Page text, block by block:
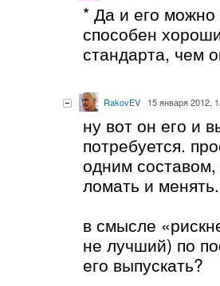
* Да и его можно
способен
стандарта, чем
RakovEV 15 января 2012,
ну вот он его и
потребуется.
одним составом,
ломать и менять.
в смысле
не лучший) по
его выпускать?